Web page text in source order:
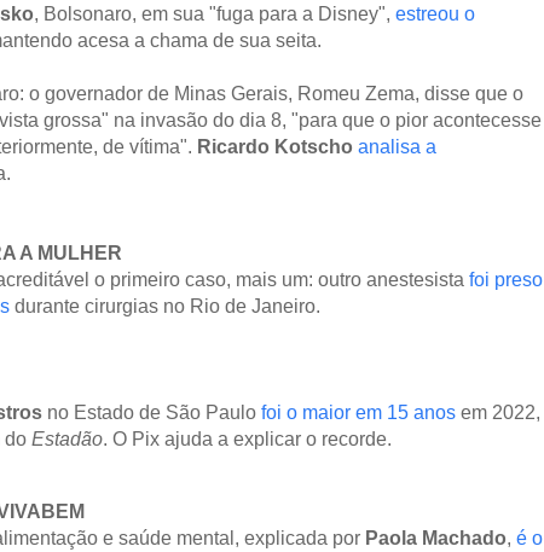
, Bolsonaro, em sua "fuga para a Disney", estreou o
acesa a chama de sua seita.
o governador de Minas Gerais, Romeu Zema, disse que o
grossa" na invasão do dia 8, "para que o pior acontecesse
de vítima". Ricardo Kotscho analisa a
A MULHER
o primeiro caso, mais um: outro anestesista foi preso
durante cirurgias no Rio de Janeiro.
no Estado de São Paulo foi o maior em 15 anos em 2022,
do Estadão. O Pix ajuda a explicar o recorde.
e saúde mental, explicada por Paola Machado, é o